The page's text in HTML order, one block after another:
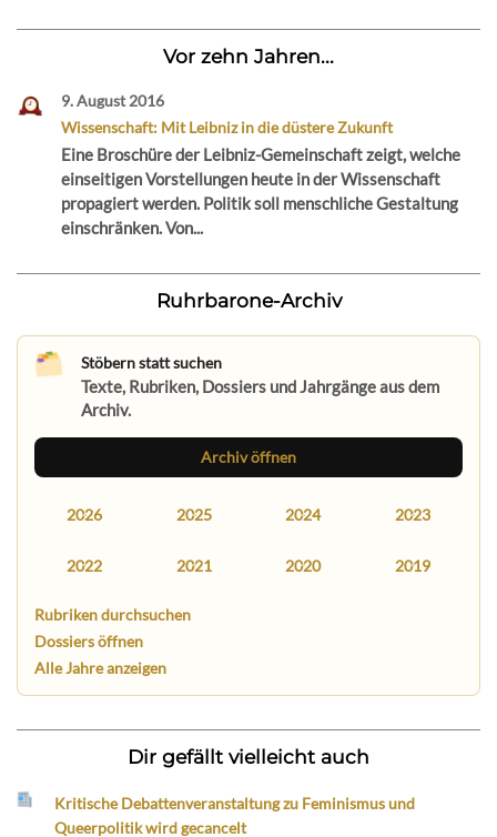
Vor zehn Jahren...
9. August 2016
Wissenschaft: Mit Leibniz in die düstere Zukunft
Eine Broschüre der Leibniz-Gemeinschaft zeigt, welche
einseitigen Vorstellungen heute in der Wissenschaft
propagiert werden. Politik soll menschliche Gestaltung
einschränken. Von...
Ruhrbarone-Archiv
Stöbern statt suchen
Texte, Rubriken, Dossiers und Jahrgänge aus dem
Archiv.
Archiv öffnen
2026 2025 2024 2023
2022 2021 2020 2019
Rubriken durchsuchen
Dossiers öffnen
Alle Jahre anzeigen
Dir gefällt vielleicht auch
Kritische Debattenveranstaltung zu Feminismus und
Queerpolitik wird gecancelt